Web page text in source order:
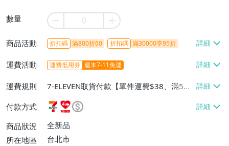
數量
商品活動 折扣碼 滿800折60 折扣碼 滿30000享95折
運費活動 運費抵用券 週末7-11免運
運費規則
7-ELEVEN取貨付款【單件運費$38、滿5件
或消費滿$1298免運費】、7-ELEVEN取貨
不付款【免運費】、萊爾富取貨付款【單件
運費$60、滿5件或消費滿$1298免運
費】、宅配/貨運【單件運費$120、滿5件
付款方式
商品狀況
全新品
所在地區
台北市